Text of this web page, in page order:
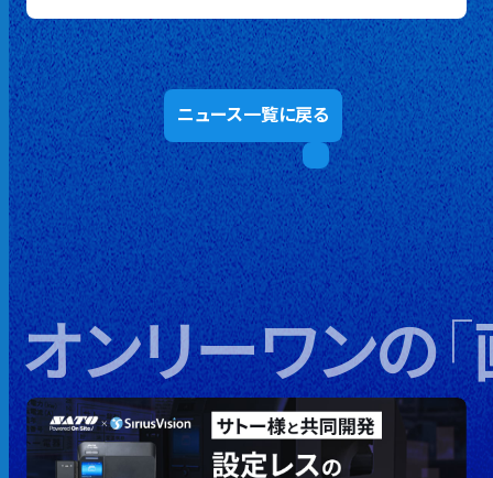
ニュース一覧に戻る
オンリーワンの「